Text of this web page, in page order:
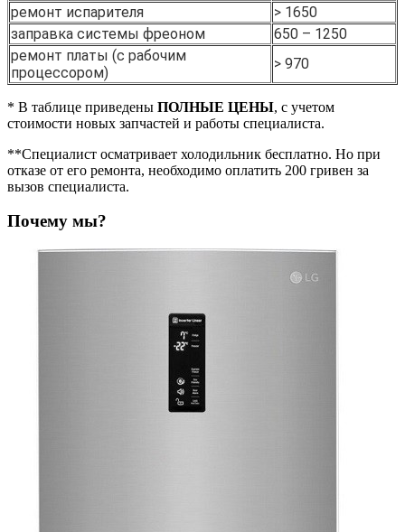
ремонт испарителя
> 1650
заправка системы фреоном
650 – 1250
ремонт платы (с рабочим
процессором)
> 970
* В таблице приведены ПОЛНЫЕ ЦЕНЫ, с учетом
стоимости новых запчастей и работы специалиста.
**Специалист осматривает холодильник бесплатно. Но при
отказе от его ремонта, необходимо оплатить 200 гривен за
вызов специалиста.
Почему мы?